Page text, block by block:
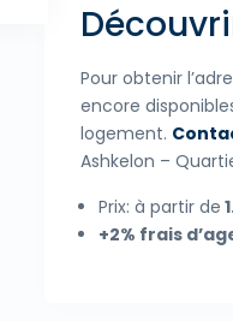
Pour obtenir
encore
logement.
Ashkelon –
Prix: à partir de
+2% frais